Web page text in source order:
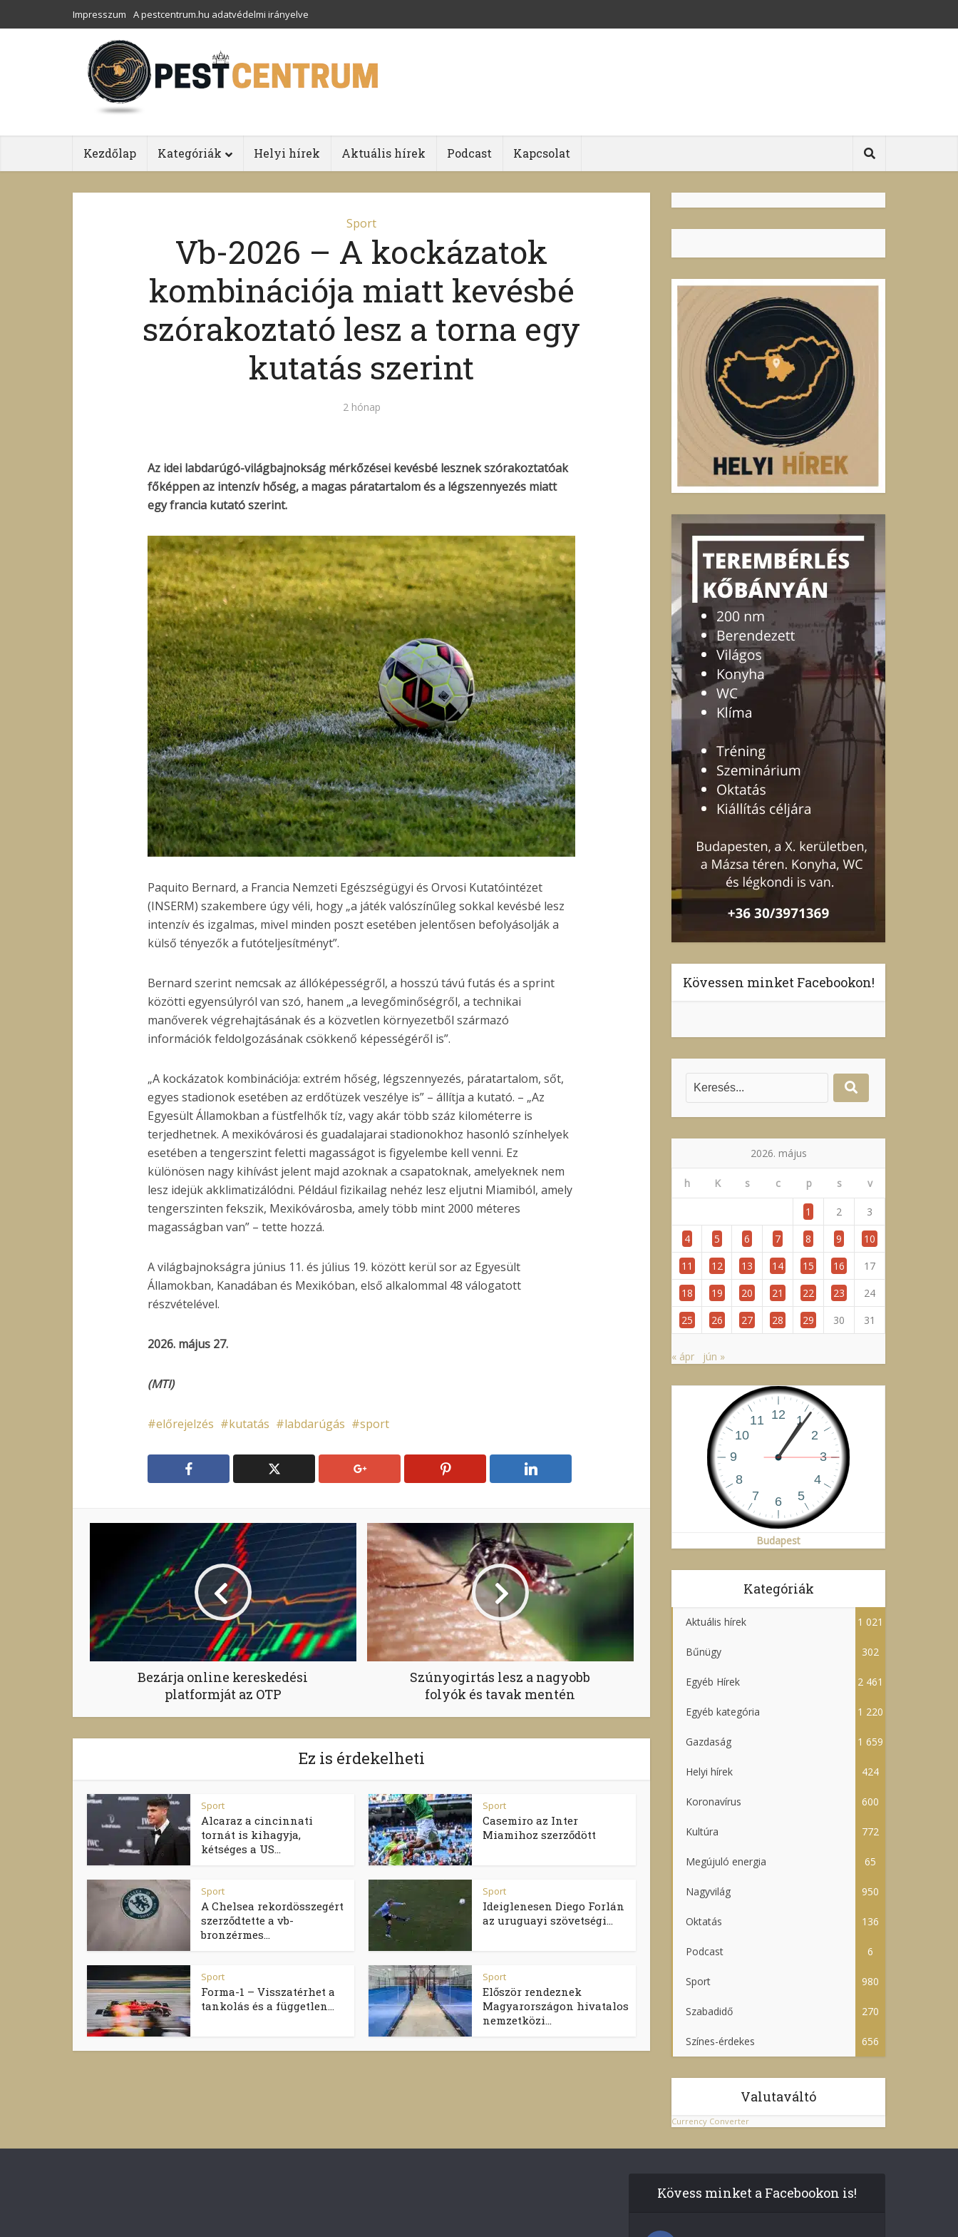
Impresszum A pestcentrum.hu adatvédelmi irányelve
Kezdőlap Kategóriák Helyi hírek Aktuális hírek Podcast Kapcsolat
Sport
Vb-2026 – A kockázatok
kombinációja miatt kevésbé
szórakoztató lesz a torna egy
kutatás szerint
2 hónap
Az idei labdarúgó-világbajnokság mérkőzései kevésbé lesznek szórakoztatóak
főképpen az intenzív hőség, a magas páratartalom és a légszennyezés miatt
egy francia kutató szerint.
Paquito Bernard, a Francia Nemzeti Egészségügyi és Orvosi Kutatóintézet
(INSERM) szakembere úgy véli, hogy „a játék valószínűleg sokkal kevésbé lesz
intenzív és izgalmas, mivel minden poszt esetében jelentősen befolyásolják a
külső tényezők a futóteljesítményt”.
Bernard szerint nemcsak az állóképességről, a hosszú távú futás és a sprint
közötti egyensúlyról van szó, hanem „a levegőminőségről, a technikai
manőverek végrehajtásának és a közvetlen környezetből származó
információk feldolgozásának csökkenő képességéről is”.
„A kockázatok kombinációja: extrém hőség, légszennyezés, páratartalom, sőt,
egyes stadionok esetében az erdőtüzek veszélye is” – állítja a kutató. – „Az
Egyesült Államokban a füstfelhők tíz, vagy akár több száz kilométerre is
terjedhetnek. A mexikóvárosi és guadalajarai stadionokhoz hasonló színhelyek
esetében a tengerszint feletti magasságot is figyelembe kell venni. Ez
különösen nagy kihívást jelent majd azoknak a csapatoknak, amelyeknek nem
lesz idejük akklimatizálódni. Például fizikailag nehéz lesz eljutni Miamiból, amely
tengerszinten fekszik, Mexikóvárosba, amely több mint 2000 méteres
magasságban van” – tette hozzá.
A világbajnokságra június 11. és július 19. között kerül sor az Egyesült
Államokban, Kanadában és Mexikóban, első alkalommal 48 válogatott
részvételével.
2026. május 27.
(MTI)
előrejelzés kutatás labdarúgás sport
Bezárja online kereskedési
platformját az OTP
Szúnyogirtás lesz a nagyobb
folyók és tavak mentén
Ez is érdekelheti
Sport
Alcaraz a cincinnati
tornát is kihagyja,
kétséges a US...
Sport
Casemiro az Inter
Miamihoz szerződött
Sport
A Chelsea rekordösszegért
szerződtette a vb-
bronzérmes...
Sport
Ideiglenesen Diego Forlán
az uruguayi szövetségi...
Sport
Forma-1 – Visszatérhet a
tankolás és a független...
Sport
Először rendeznek
Magyarországon hivatalos
nemzetközi...
Kövessen minket Facebookon!
2026. május
h K s c p s v
1 2
3
4
5 6 7 8 9
10
11
12 13 14 15 16
17
18
19 20 21 22 23
24
25
26 27 28 29 30 31
« ápr jún »
Budapest
Kategóriák
Aktuális hírek 1 021
Bűnügy 302
Egyéb Hírek 2 461
Egyéb kategória 1 220
Gazdaság 1 659
Helyi hírek 424
Koronavírus 600
Kultúra 772
Megújuló energia 65
Nagyvilág 950
Oktatás 136
Podcast 6
Sport 980
Szabadidő 270
Színes-érdekes 656
Valutaváltó
Currency Converter
Kövess minket a Facebookon is!